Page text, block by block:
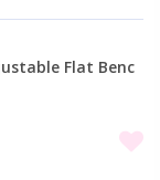
Flat Benc